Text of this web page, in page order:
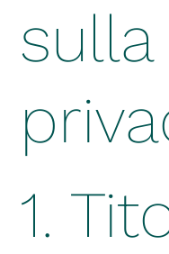
sulla
1.